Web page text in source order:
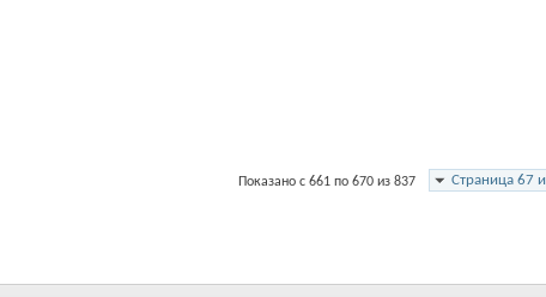
Страница 67
Показано с 661 по 670 из 837